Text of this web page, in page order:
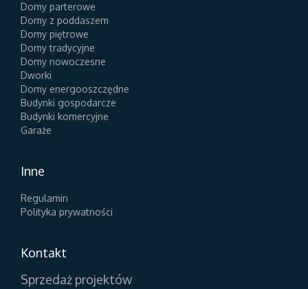
Domy parterowe
Domy z poddaszem
Domy piętrowe
Domy tradycyjne
Domy nowoczesne
Dworki
Domy energooszczędne
Budynki gospodarcze
Budynki komercyjne
Garaże
Inne
Regulamin
Polityka prywatności
Kontakt
Sprzedaż projektów